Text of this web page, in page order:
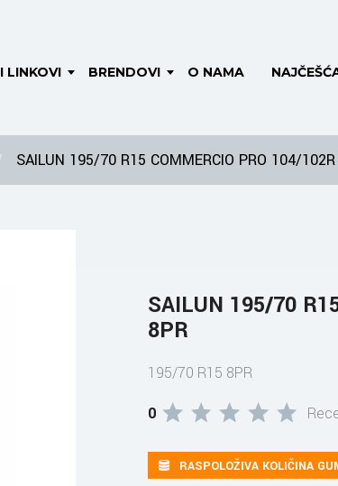
LINKOVI BRENDOVI O NAMA
SAILUN 195/70 R15 COMMERCIO PRO 104/
SAILUN 195/70
8PR
195/70 R15 8PR
0
RASPOLOŽIVA KOLIČINA